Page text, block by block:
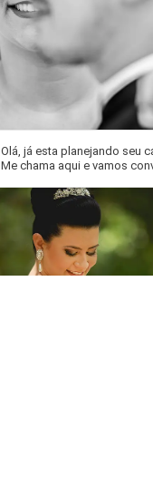
Olá, já esta planejando seu
Me chama aqui e vamos